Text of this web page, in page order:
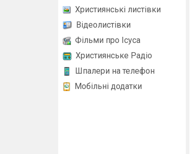
Християнські листівки
Відеолистівки
Фільми про Ісуса
Християнське Радіо
Шпалери на телефон
Мобільні додатки